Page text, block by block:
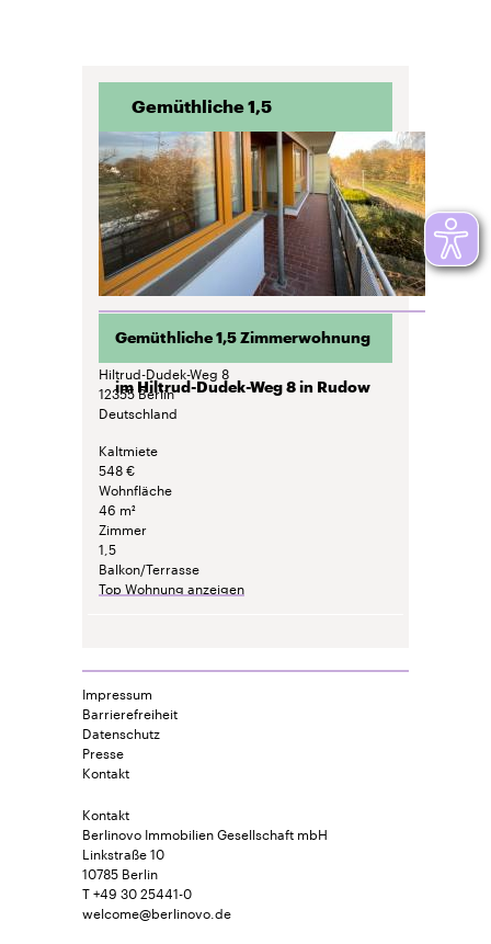
Gemüthliche 1,5
Zimmerwohnung im
Hiltrud-Dudek-Weg 8 in
Rudow
Gemüthliche 1,5 Zimmerwohnung
im Hiltrud-Dudek-Weg 8 in Rudow
Hiltrud-Dudek-Weg 8
12355Berlin
Deutschland
Kaltmiete
548 €
Wohnfläche
46 m²
Zimmer
1,5
Balkon/Terrasse
Top Wohnung anzeigen
Impressum
Barrierefreiheit
Datenschutz
Presse
Kontakt
Kontakt
Berlinovo Immobilien Gesellschaft mbH
Linkstraße 10
10785 Berlin
T +49 30 25441-0
welcome@berlinovo.de